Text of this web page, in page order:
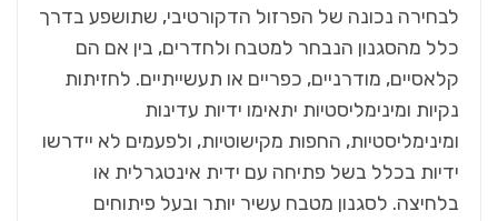
לבחירה נכונה של הפרזול הדקורטיבי, שתושפע בדרך
כלל מהסגנון הנבחר למטבח ולחדרים, בין אם הם
קלאסיים, מודרניים, כפריים או תעשייתיים. לחזיתות
נקיות ומינימליסטיות יתאימו ידיות עדינות
ומינימליסטיות, החפות מקישוטיות, ולפעמים לא יידרשו
ידיות בכלל בשל פתיחה עם ידית אינטגרלית או
בלחיצה. לסגנון מטבח עשיר יותר ובעל פיתוחים